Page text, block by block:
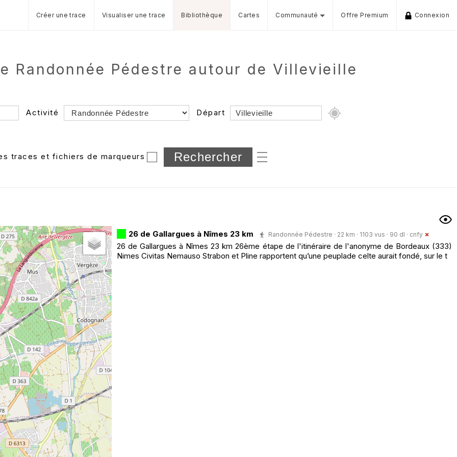
Créer une trace Visualiser une trace Bibliothèque Cartes Communauté Offre Premium Connexion
Randonnée Pédestre autour de Villevieille
Activité Départ
Dossier
et sous-dossiers
traces et fichiers de marqueurs
26 de Gallargues à Nîmes 23 km Randonnée Pédestre · 22 km · 1103 vus · 90 dl · cnfy
26 de Gallargues à Nîmes 23 km 26ème étape de l'itinéraire de l'anonyme de Bordeaux (333)
Nimes Civitas Nemauso Strabon et Pline rapportent qu’une peuplade celte aurait fondé, sur le t